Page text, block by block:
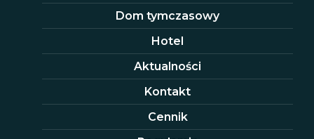
Dom tymczasowy
Hotel
Aktualności
Kontakt
Cennik